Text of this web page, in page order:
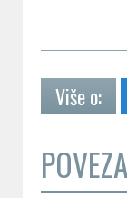
Više o: